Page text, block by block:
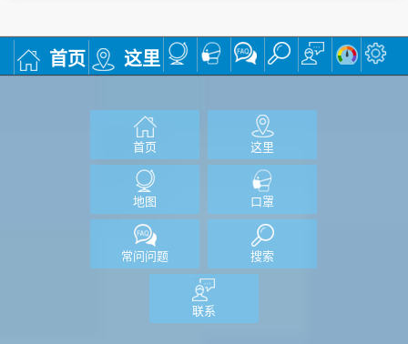
首页 这里
首页 这里
地图 口罩
常问问题 搜索
联系